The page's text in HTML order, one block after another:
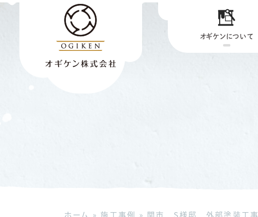
オギケンについて
ホーム » 施工事例 » 関市 S様邸 外部塗装工事